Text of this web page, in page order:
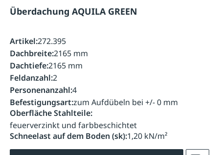
Überdachung AQUILA GREEN
Artikel:272.395
Dachbreite:2165 mm
Dachtiefe:2165 mm
Feldanzahl:2
Personenanzahl:4
Befestigungsart:zum Aufdübeln bei +/- 0 mm
Oberfläche Stahlteile:
feuerverzinkt und farbbeschichtet
Schneelast auf dem Boden (sk):1,20 kN/m²